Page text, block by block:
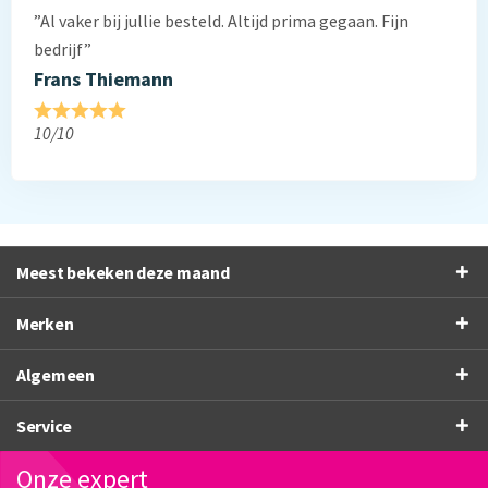
”Al vaker bij jullie besteld. Altijd prima gegaan. Fijn
bedrijf”
Frans Thiemann
10/10
Meest bekeken deze maand
Merken
Algemeen
Service
Onze expert